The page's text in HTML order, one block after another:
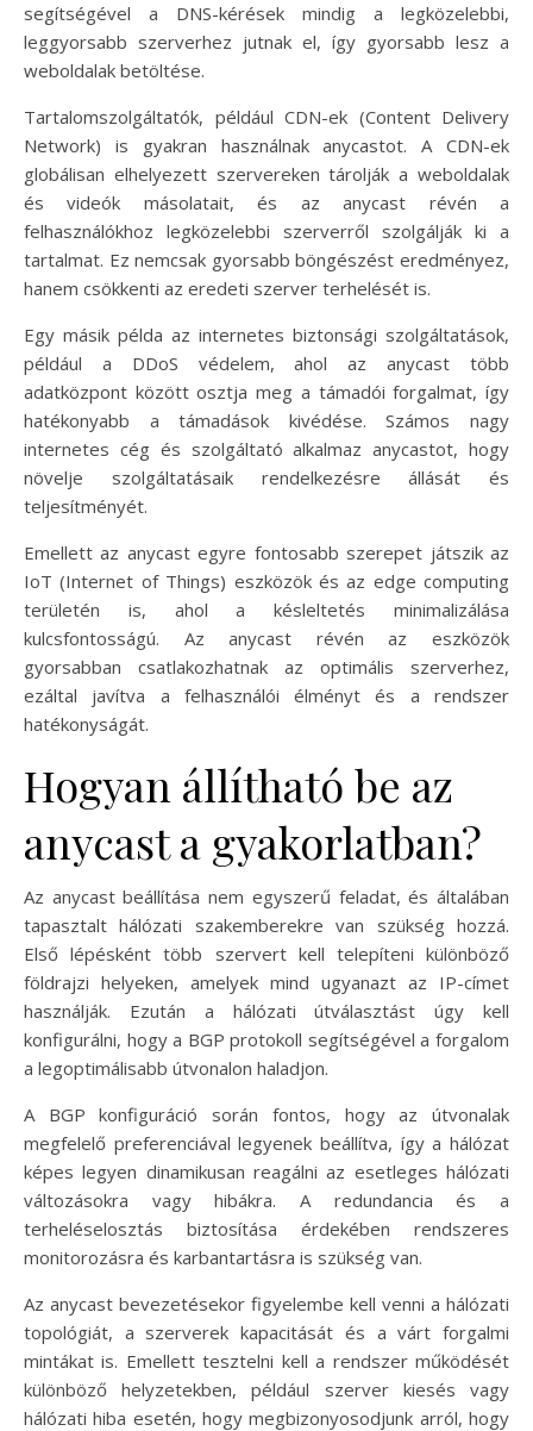
segítségével a DNS-kérések mindig a legközelebbi,
leggyorsabb szerverhez jutnak el, így gyorsabb lesz a
weboldalak betöltése.
Tartalomszolgáltatók, például CDN-ek (Content Delivery
Network) is gyakran használnak anycastot. A CDN-ek
globálisan elhelyezett szervereken tárolják a weboldalak
és videók másolatait, és az anycast révén a
felhasználókhoz legközelebbi szerverről szolgálják ki a
tartalmat. Ez nemcsak gyorsabb böngészést eredményez,
hanem csökkenti az eredeti szerver terhelését is.
Egy másik példa az internetes biztonsági szolgáltatások,
például a DDoS védelem, ahol az anycast több
adatközpont között osztja meg a támadói forgalmat, így
hatékonyabb a támadások kivédése. Számos nagy
internetes cég és szolgáltató alkalmaz anycastot, hogy
növelje szolgáltatásaik rendelkezésre állását és
teljesítményét.
Emellett az anycast egyre fontosabb szerepet játszik az
IoT (Internet of Things) eszközök és az edge computing
területén is, ahol a késleltetés minimalizálása
kulcsfontosságú. Az anycast révén az eszközök
gyorsabban csatlakozhatnak az optimális szerverhez,
ezáltal javítva a felhasználói élményt és a rendszer
hatékonyságát.
Hogyan állítható be az
anycast a gyakorlatban?
Az anycast beállítása nem egyszerű feladat, és általában
tapasztalt hálózati szakemberekre van szükség hozzá.
Első lépésként több szervert kell telepíteni különböző
földrajzi helyeken, amelyek mind ugyanazt az IP-címet
használják. Ezután a hálózati útválasztást úgy kell
konfigurálni, hogy a BGP protokoll segítségével a forgalom
a legoptimálisabb útvonalon haladjon.
A BGP konfiguráció során fontos, hogy az útvonalak
megfelelő preferenciával legyenek beállítva, így a hálózat
képes legyen dinamikusan reagálni az esetleges hálózati
változásokra vagy hibákra. A redundancia és a
terheléselosztás biztosítása érdekében rendszeres
monitorozásra és karbantartásra is szükség van.
Az anycast bevezetésekor figyelembe kell venni a hálózati
topológiát, a szerverek kapacitását és a várt forgalmi
mintákat is. Emellett tesztelni kell a rendszer működését
különböző helyzetekben, például szerver kiesés vagy
hálózati hiba esetén, hogy megbizonyosodjunk arról, hogy